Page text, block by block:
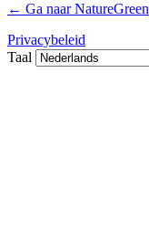
← Ga naar NatureGreen
Privacybeleid
Taal